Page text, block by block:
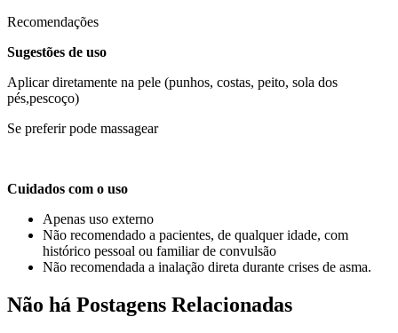
Recomendações
Sugestões de uso
Aplicar diretamente na pele (punhos, costas, peito, sola dos
pés,pescoço)
Se preferir pode massagear
Cuidados com o uso
Apenas uso externo
Não recomendado a pacientes, de qualquer idade, com
histórico pessoal ou familiar de convulsão
Não recomendada a inalação direta durante crises de asma.
Não há Postagens Relacionadas